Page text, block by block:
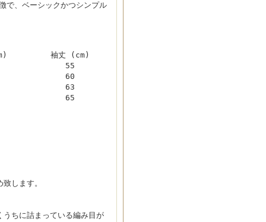
、ベーシックかつシンプル
袖丈 (cm)
55
60
63
65
します。
ちに詰まっている編み目が